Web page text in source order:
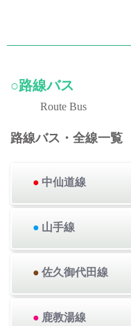
○路線バス
Route Bus
路線バス・全線一覧
● 中仙道線
● 山手線
● 佐久御代田線
● 鹿教湯線